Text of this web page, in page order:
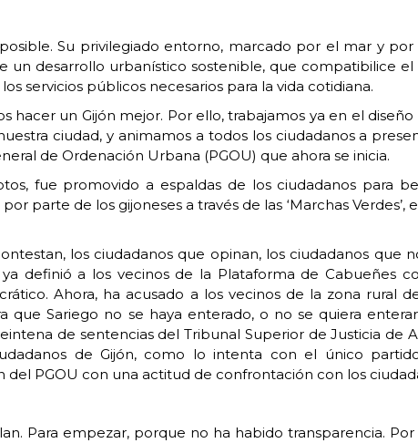
Su privilegiado entorno, marcado por el mar y por
un desarrollo urbanístico sostenible, que compatibilice el
servicios públicos necesarios para la vida cotidiana.
un Gijón mejor. Por ello, trabajamos ya en el diseño
ciudad, y animamos a todos los ciudadanos a
de Ordenación Urbana (PGOU) que ahora se inicia.
fue promovido a espaldas de los ciudadanos para
parte de los gijoneses a través de las ‘Marchas Verdes’,
los ciudadanos que opinan, los ciudadanos que
definió a los vecinos de la Plataforma de Cabueñes
Ahora, ha acusado a los vecinos de la zona rural
que Sariego no se haya enterado, o no se quiera
de sentencias del Tribunal Superior de Justicia de
de Gijón, como lo intenta con el único
PGOU con una actitud de confrontación con los
Para empezar, porque no ha habido transparencia.